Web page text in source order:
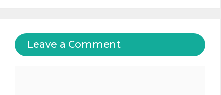
Leave a Comment